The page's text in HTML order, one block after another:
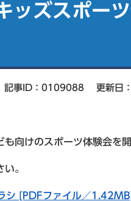
ッズスポー
記事ID：0109088 更新日
向けのスポーツ体験会を開
。
シ [PDFファイル／